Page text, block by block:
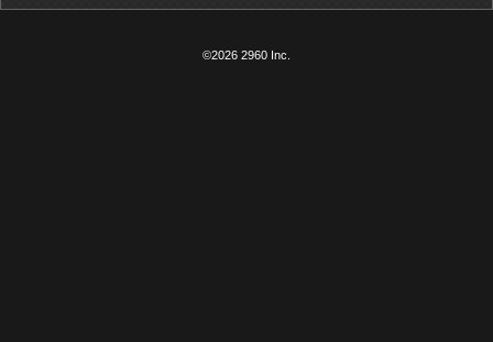
©2026 2960 Inc.